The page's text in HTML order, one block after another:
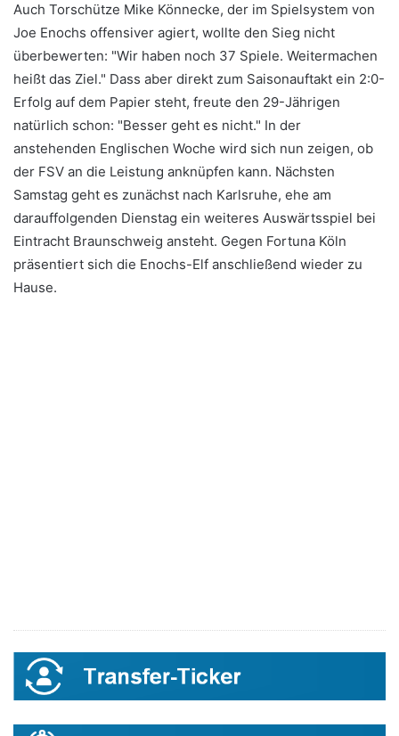
Auch Torschütze Mike Könnecke, der im Spielsystem von
Joe Enochs offensiver agiert, wollte den Sieg nicht
überbewerten: "Wir haben noch 37 Spiele. Weitermachen
heißt das Ziel." Dass aber direkt zum Saisonauftakt ein 2:0-
Erfolg auf dem Papier steht, freute den 29-Jährigen
natürlich schon: "Besser geht es nicht." In der
anstehenden Englischen Woche wird sich nun zeigen, ob
der FSV an die Leistung anknüpfen kann. Nächsten
Samstag geht es zunächst nach Karlsruhe, ehe am
darauffolgenden Dienstag ein weiteres Auswärtsspiel bei
Eintracht Braunschweig ansteht. Gegen Fortuna Köln
präsentiert sich die Enochs-Elf anschließend wieder zu
Hause.